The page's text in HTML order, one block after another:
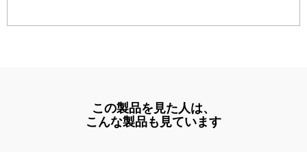
この製品を見た人は、
こんな製品も見ています